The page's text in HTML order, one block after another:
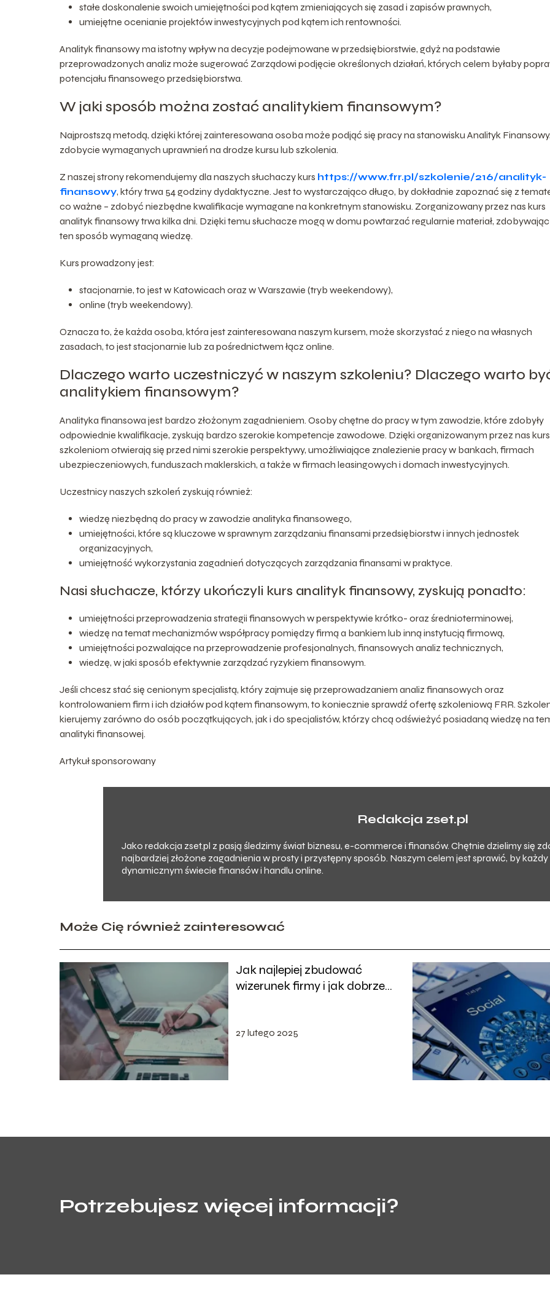
stałe doskonalenie swoich umiejętności pod kątem zmieniających się zasad i zapisów prawnych,
umiejętne ocenianie projektów inwestycyjnych pod kątem ich rentowności.
Analityk finansowy ma istotny wpływ na decyzje podejmowane w przedsiębiorstwie, gdyż na podstawie
przeprowadzonych analiz może sugerować Zarządowi podjęcie określonych działań, których celem byłaby
potencjału finansowego przedsiębiorstwa.
W jaki sposób można zostać analitykiem finansowym?
Najprostszą metodą, dzięki której zainteresowana osoba może podjąć się pracy na stanowisku Analityk
zdobycie wymaganych uprawnień na drodze kursu lub szkolenia.
Z naszej strony rekomendujemy dla naszych słuchaczy kurs https://www.frr.pl/szkolenie/216/analityk-
finansowy, który trwa 54 godziny dydaktyczne. Jest to wystarczająco długo, by dokładnie zapoznać się z
co ważne – zdobyć niezbędne kwalifikacje wymagane na konkretnym stanowisku. Zorganizowany przez nas kurs
analityk finansowy trwa kilka dni. Dzięki temu słuchacze mogą w domu powtarzać regularnie materiał,
ten sposób wymaganą wiedzę.
Kurs prowadzony jest:
stacjonarnie, to jest w Katowicach oraz w Warszawie (tryb weekendowy),
online (tryb weekendowy).
Oznacza to, że każda osoba, która jest zainteresowana naszym kursem, może skorzystać z niego na własnych
zasadach, to jest stacjonarnie lub za pośrednictwem łącz online.
Dlaczego warto uczestniczyć w naszym szkoleniu? Dlaczego warto
analitykiem finansowym?
Analityka finansowa jest bardzo złożonym zagadnieniem. Osoby chętne do pracy w tym zawodzie, które zdobyły
odpowiednie kwalifikacje, zyskują bardzo szerokie kompetencje zawodowe. Dzięki organizowanym przez nas
szkoleniom otwierają się przed nimi szerokie perspektywy, umożliwiające znalezienie pracy w bankach, firmach
ubezpieczeniowych, funduszach maklerskich, a także w firmach leasingowych i domach inwestycyjnych.
Uczestnicy naszych szkoleń zyskują również:
wiedzę niezbędną do pracy w zawodzie analityka finansowego,
umiejętności, które są kluczowe w sprawnym zarządzaniu finansami przedsiębiorstw i innych jednostek
organizacyjnych,
umiejętność wykorzystania zagadnień dotyczących zarządzania finansami w praktyce.
Nasi słuchacze, którzy ukończyli kurs analityk finansowy, zyskują ponadto:
umiejętności przeprowadzenia strategii finansowych w perspektywie krótko- oraz średnioterminowej,
wiedzę na temat mechanizmów współpracy pomiędzy firmą a bankiem lub inną instytucją firmową,
umiejętności pozwalające na przeprowadzenie profesjonalnych, finansowych analiz technicznych,
wiedzę, w jaki sposób efektywnie zarządzać ryzykiem finansowym.
Jeśli chcesz stać się cenionym specjalistą, który zajmuje się przeprowadzaniem analiz finansowych oraz
kontrolowaniem firm i ich działów pod kątem finansowym, to koniecznie sprawdź ofertę szkoleniową FRR.
kierujemy zarówno do osób początkujących, jak i do specjalistów, którzy chcą odświeżyć posiadaną wiedzę na
analityki finansowej.
Artykuł sponsorowany
Redakcja zset.pl
Jako redakcja zset.pl z pasją śledzimy świat biznesu, e-commerce i finansów. Chętnie dzielimy się
najbardziej złożone zagadnienia w prosty i przystępny sposób. Naszym celem jest sprawić, by
dynamicznym świecie finansów i handlu online.
Może Cię również zainteresować
Jak najlepiej zbudować
wizerunek firmy i jak dobrze
27 lutego 2025
Potrzebujesz więcej informacji?